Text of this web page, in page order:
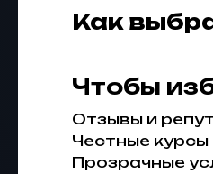
Как
Чтобы
Отзывы и
Честные
Прозрачные